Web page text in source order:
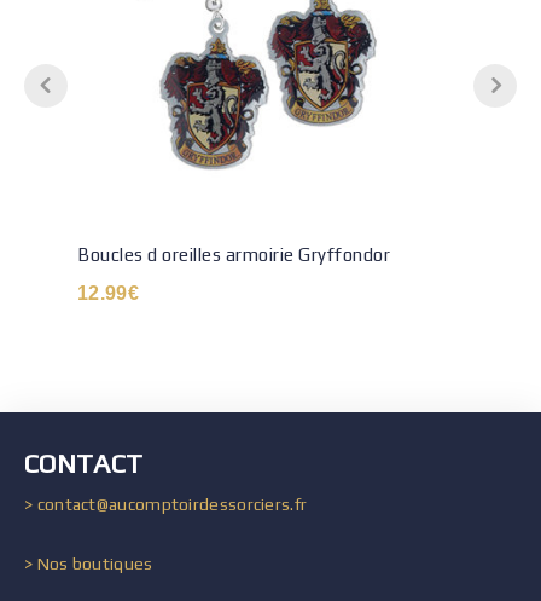
Boucles d oreilles armoirie Gryffondor
12.99€
CONTACT
> contact@aucomptoirdessorciers.fr
> Nos boutiques